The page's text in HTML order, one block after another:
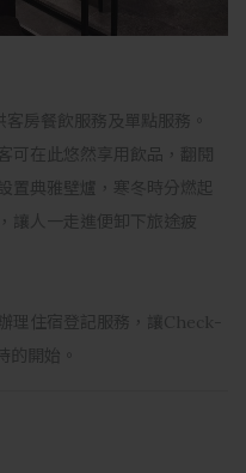
房餐飲服務及單點服務。
可在此悠然享用飲品，翻閱
置典雅壁爐，寒冬時分燃起
讓人一走進便卸下旅途疲
理住宿登記服務，讓Check-
開始。